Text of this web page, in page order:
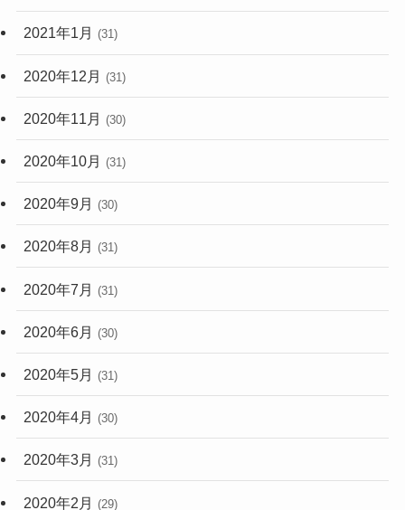
2021年1月 (31)
2020年12月 (31)
2020年11月 (30)
2020年10月 (31)
2020年9月 (30)
2020年8月 (31)
2020年7月 (31)
2020年6月 (30)
2020年5月 (31)
2020年4月 (30)
2020年3月 (31)
2020年2月 (29)